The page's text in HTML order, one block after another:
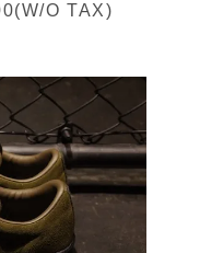
O TAX)